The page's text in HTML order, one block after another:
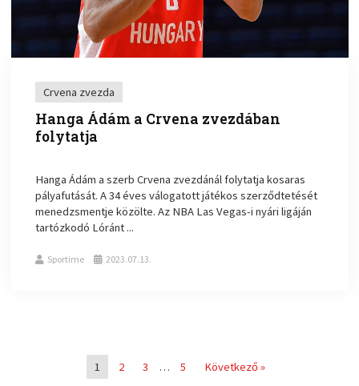
Crvena zvezda
Hanga Ádám a Crvena zvezdában
folytatja
Hanga Ádám a szerb Crvena zvezdánál folytatja kosaras
pályafutását. A 34 éves válogatott játékos szerződtetését
menedzsmentje közölte. Az NBA Las Vegas-i nyári ligáján
tartózkodó Lóránt ...
Sportime 2023.07.13.
1 2 3 … 5 Következő »